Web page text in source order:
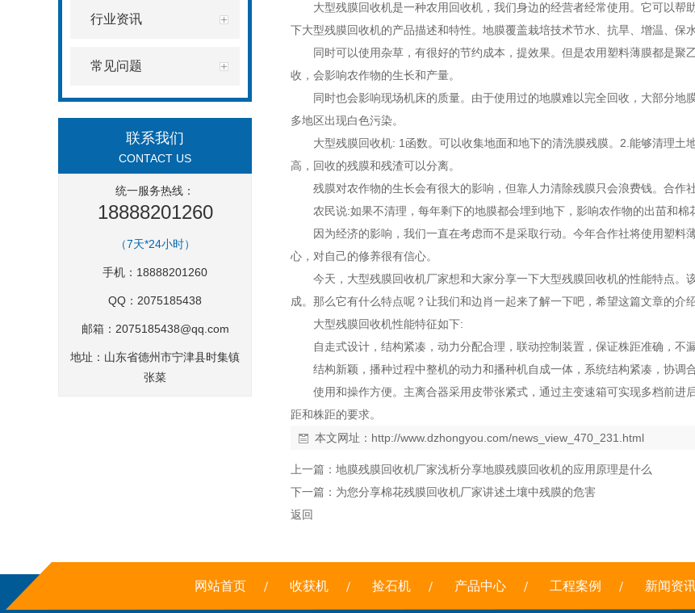
行业资讯
常见问题
联系我们
CONTACT US
统一服务热线：
18888201260
（7天*24小时）
手机：18888201260
QQ：2075185438
邮箱： 2075185438@qq.com
地址：山东省德州市宁津县时集镇
张菜
大型残膜回收机是一种农用回收机，我们身边的经营者经常使用。它可以
下大型残膜回收机的产品描述和特性。地膜覆盖栽培技术节水、抗旱、增温、保
同时可以使用杂草，有很好的节约成本，提效果。但是农用塑料薄膜都是
收，会影响农作物的生长和产量。
同时也会影响现场机床的质量。由于使用过的地膜难以完全回收，大部分
多地区出现白色污染。
大型残膜回收机: 1函数。可以收集地面和地下的清洗膜残膜。2.能够清理
高，回收的残膜和残渣可以分离。
残膜对农作物的生长会有很大的影响，但靠人力清除残膜只会浪费钱。合作
农民说:如果不清理，每年剩下的地膜都会埋到地下，影响农作物的出苗和
因为经济的影响，我们一直在考虑而不是采取行动。今年合作社将使用塑
心，对自己的修养很有信心。
今天，大型残膜回收机厂家想和大家分享一下大型残膜回收机的性能特点。
成。那么它有什么特点呢？让我们和边肖一起来了解一下吧，希望这篇文章的介
大型残膜回收机性能特征如下:
自走式设计，结构紧凑，动力分配合理，联动控制装置，保证株距准确，不
结构新颖，播种过程中整机的动力和播种机自成一体，系统结构紧凑，协调
使用和操作方便。主离合器采用皮带张紧式，通过主变速箱可实现多档前
距和株距的要求。
本文网址： http://www.dzhongyou.com/news_view_470_231.html
上一篇： 地膜残膜回收机厂家浅析分享地膜残膜回收机的应用原理是什么
下一篇： 为您分享棉花残膜回收机厂家讲述土壤中残膜的危害
返回
网站首页 收获机 捡石机 产品中心 工程案例 新闻资